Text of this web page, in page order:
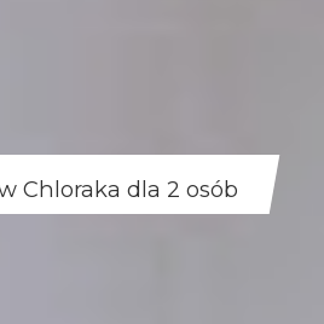
Chloraka dla 2 osób